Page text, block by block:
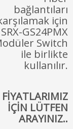
bağlantıları
için
SRX-GS24PMX
Switch
ile birlikte
kullanılır.
FİYATLARIMIZ
İÇİN LÜTFEN
ARAYINIZ..